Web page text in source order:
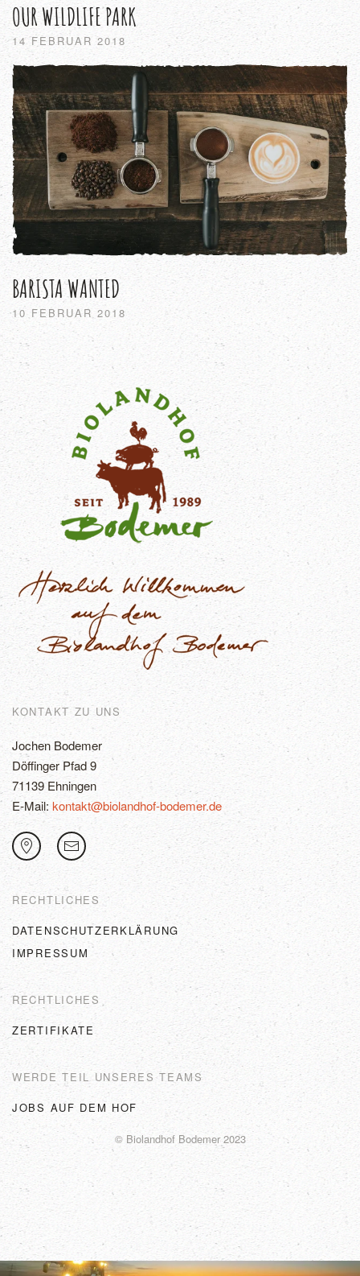
OUR WILDLIFE PARK
14 FEBRUAR 2018
BARISTA WANTED
10 FEBRUAR 2018
KONTAKT ZU UNS
Jochen Bodemer
Döffinger Pfad 9
71139 Ehningen
E-Mail: kontakt@biolandhof-bodemer.de
RECHTLICHES
DATENSCHUTZERKLÄRUNG
IMPRESSUM
RECHTLICHES
ZERTIFIKATE
WERDE TEIL UNSERES TEAMS
JOBS AUF DEM HOF
© Biolandhof Bodemer 2023